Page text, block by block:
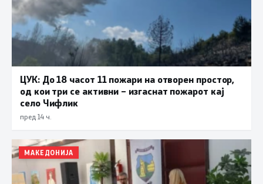
ЦУК: До 18 часот 11 пожари на отворен простор,
од кои три се активни – изгаснат пожарот кај
село Чифлик
пред 14 ч.
МАКЕДОНИЈА